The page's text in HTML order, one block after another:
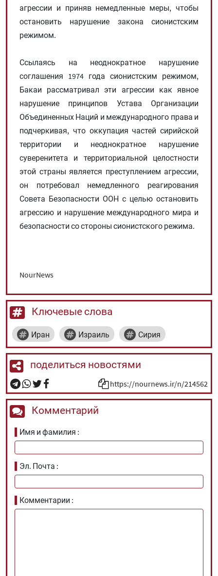
агрессии и приняв немедленные меры, чтобы
остановить нарушение закона сионистским
режимом.
Ссылаясь на неоднократное нарушение
соглашения 1974 года сионистским режимом,
Бакаи рассматривал эти агрессии как явное
нарушение принципов Устава Организации
Объединенных Наций и международного права и
подчеркивая, что оккупация частей сирийской
территории и неоднократное нарушение
суверенитета и территориальной целостности
этой страны является преступлением агрессии,
он потребовал немедленного реагирования
Совета Безопасности ООН с целью остановить
агрессию и нарушение международного мира и
безопасности со стороны сионистского режима.
NourNews
Ключевые слова
Иран Израиль Сирия
поделиться новостями
https://nournews.ir/n/214562
Комментарий
Имя и фамилия
Эл. Почта
Комментарии